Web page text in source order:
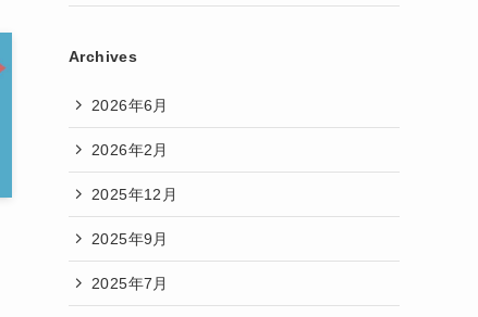
Archives
2026年6月
2026年2月
2025年12月
2025年9月
2025年7月